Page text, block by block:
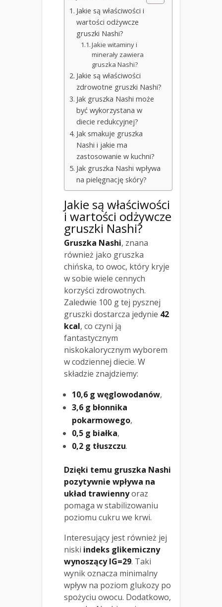
Jakie są właściwości i
wartości odżywcze
gruszki Nashi?
Jakie witaminy i
minerały zawiera
gruszka Nashi?
Jakie są właściwości
zdrowotne gruszki Nashi?
Jak gruszka Nashi może
być wykorzystana w
diecie redukcyjnej?
Jak smakuje gruszka
Nashi i jakie ma
zastosowanie w kuchni?
Jak gruszka Nashi wpływa
na pielęgnację skóry?
Jakie są właściwości
i wartości odżywcze
gruszki Nashi?
Gruszka Nashi, znana
również jako gruszka
chińska, to owoc, który kryje
w sobie wiele cennych
korzyści zdrowotnych.
Zaledwie 100 g tej pysznej
gruszki dostarcza jedynie 42
kcal, co czyni ją
fantastycznym
niskokalorycznym wyborem
w codziennej diecie. W
składzie znajdziemy:
10,6 g węglowodanów,
3,6 g błonnika
pokarmowego,
0,5 g białka,
0,2 g tłuszczu.
Dzięki temu gruszka Nashi
pozytywnie wpływa na
układ trawiennyoraz
pomaga w stabilizowaniu
poziomu cukru we krwi.
Interesujący jest również jej
niski indeks glikemiczny
wynoszący IG=29. Taki
wynik oznacza minimalny
wpływ na poziom glukozy po
spożyciu owocu. Dodatkowo,